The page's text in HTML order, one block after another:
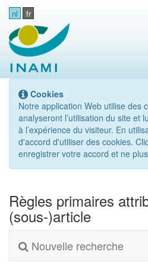
nl fr
Cookies
Notre application Web utilise des
analyseront l’utilisation du site et
à l’expérience du visiteur. En
d'accord d'utiliser des cookies.
enregistrer votre accord et ne
Règles primaires
(sous-)article
Nouvelle recherche